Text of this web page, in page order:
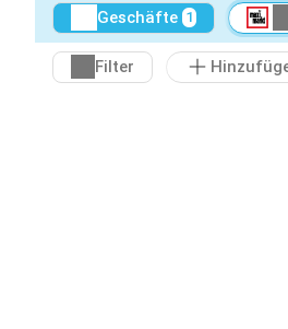
Geschäfte 1
Filter